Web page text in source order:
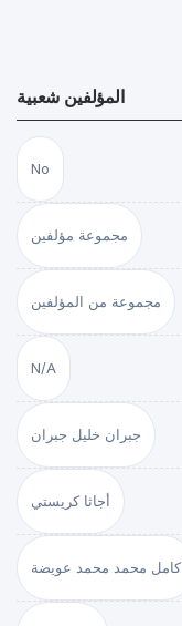
المؤلفين شعبية
No
مجموعة مؤلفين
مجموعة من المؤلفين
N/A
جبران خليل جبران
أجاثا كريستي
كامل محمد محمد عويضة